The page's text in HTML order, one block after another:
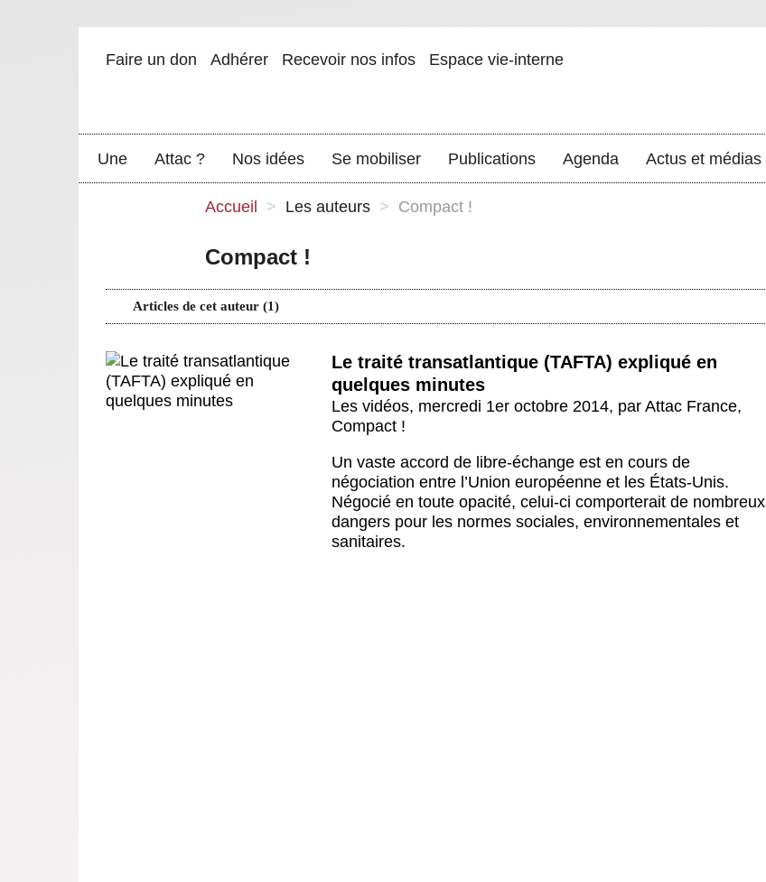
Faire un don Adhérer Recevoir nos infos Espace vie-interne
Une Attac ? Nos idées Se mobiliser Publications Agenda Actus et médias
Accueil > Les auteurs > Compact !
Compact !
Articles de cet auteur (1)
Le traité transatlantique (TAFTA) expliqué en
quelques minutes
Les vidéos, mercredi 1er octobre 2014, par Attac France,
Compact !
Un vaste accord de libre-échange est en cours de
négociation entre l’Union européenne et les États-Unis.
Négocié en toute opacité, celui-ci comporterait de nombreux
dangers pour les normes sociales, environnementales et
sanitaires.